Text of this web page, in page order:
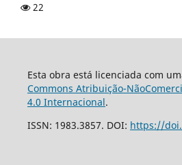
22
Esta obra está licenciada com
Commons Atribuição-
4.0 Internacional.
ISSN: 1983.3857. DOI: https://